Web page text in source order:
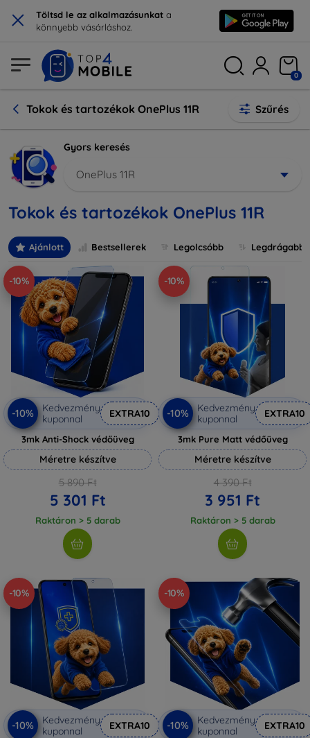
× Töltsd le az alkalmazásunkat a
könnyebb vásárláshoz.
0
Tokok és tartozékok OnePlus 11R Szűrés
Gyors keresés
OnePlus 11R
Tokok és tartozékok OnePlus 11R
Ajánlott Bestsellerek Legolcsóbb Legdrágabb
-10%
-10%
Kedvezmény
kuponnal
EXTRA10
3mk Anti-Shock védőüveg
Méretre készítve
5 890 Ft
5 301 Ft
Raktáron > 5 darab
-10%
-10%
Kedvezmény
kuponnal
EXTRA10
3mk Pure Matt védőüveg
Méretre készítve
4 390 Ft
3 951 Ft
Raktáron > 5 darab
-10%
-10%
Kedvezmény
kuponnal
EXTRA10
-10%
-10%
Kedvezmény
kuponnal
EXTRA10